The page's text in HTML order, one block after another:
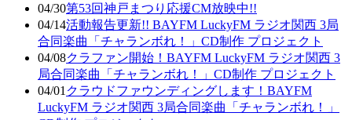
04/30第53回神戸まつり応援CM放映中!!
04/14活動報告更新!! BAYFM LuckyFM ラジオ関西 3局
合同楽曲「チャランボれ！」CD制作 プロジェクト
04/08クラファン開始！BAYFM LuckyFM ラジオ関西 3
局合同楽曲「チャランボれ！」CD制作 プロジェクト
04/01 クラウドファウンディングします！BAYFM
LuckyFM ラジオ関西 3局合同楽曲「チャランボれ！」